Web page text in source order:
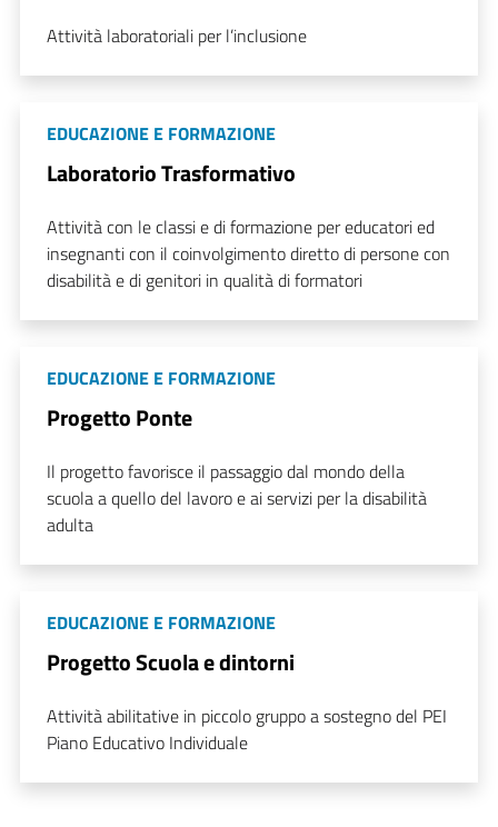
Attività laboratoriali per l’inclusione
EDUCAZIONE E FORMAZIONE
Laboratorio Trasformativo
Attività con le classi e di formazione per educatori ed
insegnanti con il coinvolgimento diretto di persone con
disabilità e di genitori in qualità di formatori
EDUCAZIONE E FORMAZIONE
Progetto Ponte
Il progetto favorisce il passaggio dal mondo della
scuola a quello del lavoro e ai servizi per la disabilità
adulta
EDUCAZIONE E FORMAZIONE
Progetto Scuola e dintorni
Attività abilitative in piccolo gruppo a sostegno del PEI
Piano Educativo Individuale